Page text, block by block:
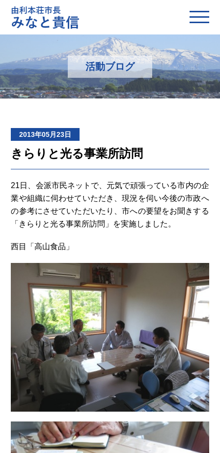
活動ブログ
2013年05月23日
きらりと光る事業所訪問
21日、会派市民ネットで、元気で頑張っている市内の企
業や組織に伺わせていただき、現況を伺い今後の市政へ
の参考にさせていただいたり、市への要望をお聞きする
「きらりと光る事業所訪問」を実施しました。
西目「高山食品」